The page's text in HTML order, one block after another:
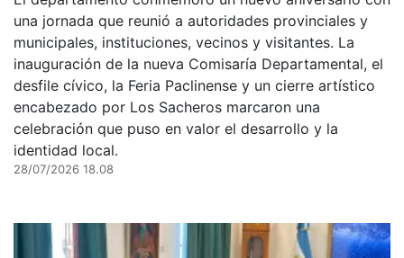
una jornada que reunió a autoridades provinciales y
municipales, instituciones, vecinos y visitantes. La
inauguración de la nueva Comisaría Departamental, el
desfile cívico, la Feria Paclinense y un cierre artístico
encabezado por Los Sacheros marcaron una
celebración que puso en valor el desarrollo y la
identidad local.
28/07/2026 18.08